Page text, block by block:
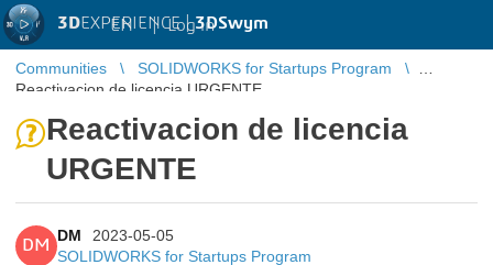
3DEXPERIENCE |3DSwym
EN | Log in
Communities
SOLIDWORKS for Startups Program
Reactivacion de licencia URGENTE
Reactivacion de licencia
URGENTE
DM
DM
2023-05-05
SOLIDWORKS for Startups Program